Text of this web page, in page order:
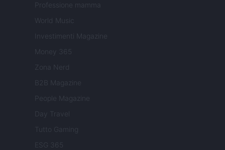
Professione mamma
World Music
Investimenti Magazine
Money 365
Zona Nerd
B2B Magazine
People Magazine
Day Travel
Tutto Gaming
ESG 365